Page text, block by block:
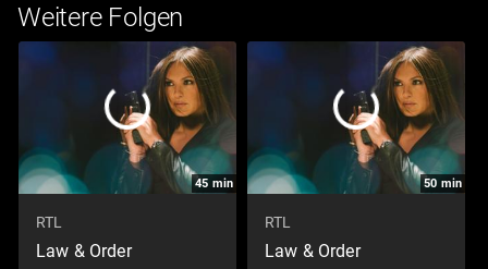
Weitere Folgen
45 min
RTL
Law & Order
50 min
RTL
Law & Order